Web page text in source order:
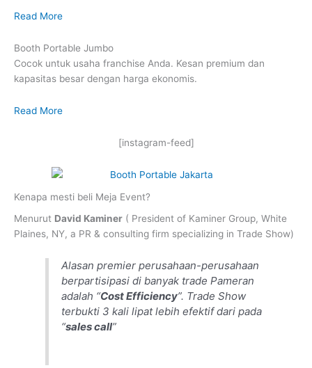
Read More
Booth Portable Jumbo
Cocok untuk usaha franchise Anda. Kesan premium dan
kapasitas besar dengan harga ekonomis.
Read More
[instagram-feed]
Kenapa mesti beli Meja Event?
Menurut David Kaminer ( President of Kaminer Group, White
Plaines, NY, a PR & consulting firm specializing in Trade Show)
Alasan premier perusahaan-perusahaan
berpartisipasi di banyak trade Pameran
adalah “Cost Efficiency”. Trade Show
terbukti 3 kali lipat lebih efektif dari pada
“sales call”